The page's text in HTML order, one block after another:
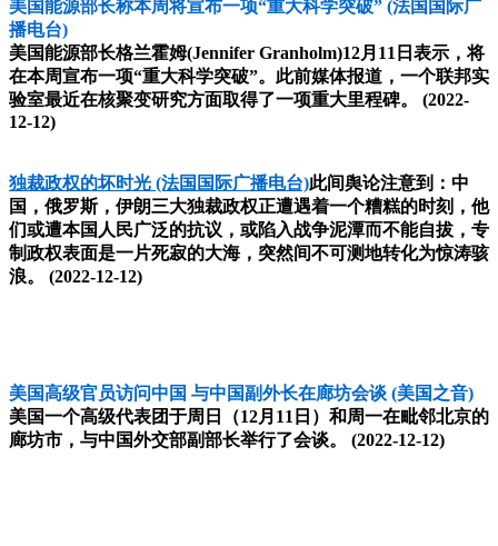
美国能源部长称本周将宣布一项“重大科学突破” (法国国际广
播电台)
美国能源部长格兰霍姆(Jennifer Granholm)12月11日表示，将
在本周宣布一项“重大科学突破”。此前媒体报道，一个联邦实
验室最近在核聚变研究方面取得了一项重大里程碑。 (2022-
12-12)
独裁政权的坏时光 (法国国际广播电台)此间舆论注意到：中
国，俄罗斯，伊朗三大独裁政权正遭遇着一个糟糕的时刻，他
们或遭本国人民广泛的抗议，或陷入战争泥潭而不能自拔，专
制政权表面是一片死寂的大海，突然间不可测地转化为惊涛骇
浪。 (2022-12-12)
美国高级官员访问中国 与中国副外长在廊坊会谈 (美国之音)
美国一个高级代表团于周日（12月11日）和周一在毗邻北京的
廊坊市，与中国外交部副部长举行了会谈。
(2022-12-12)